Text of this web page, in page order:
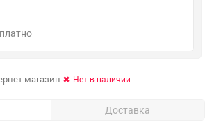
магазин Нет в наличии
Доставка